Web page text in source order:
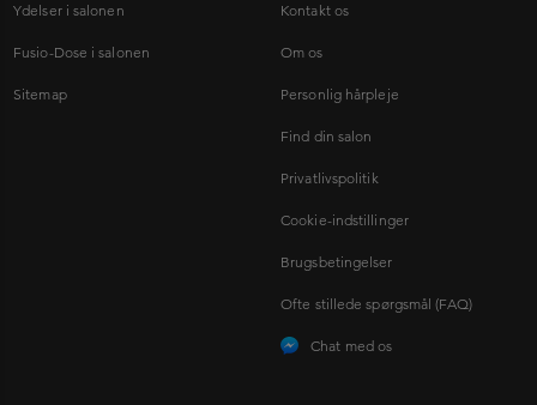
Ydelser i salonen
Fusio-Dose i salonen
Sitemap
Kontakt os
Om os
Personlig hårpleje
Find din salon
Privatlivspolitik
Cookie-indstillinger
Brugsbetingelser
Ofte stillede spørgsmål (FAQ)
Chat med os